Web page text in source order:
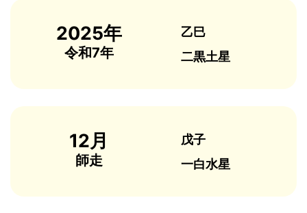
2025年
令和7年
乙巳
二黒土星
12月
師走
戊子
一白水星